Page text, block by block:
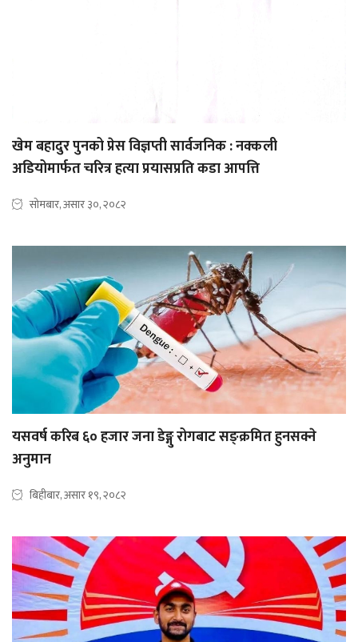
खेम बहादुर पुनको प्रेस विज्ञप्ती सार्वजनिक : नक्कली
अडियोमार्फत चरित्र हत्या प्रयासप्रति कडा आपत्ति
सोमबार, असार ३०, २०८२
यसवर्ष करिब ६० हजार जना डेङ्गु रोगबाट सङ्क्रमित हुनसक्ने
अनुमान
बिहीबार, असार १९, २०८२